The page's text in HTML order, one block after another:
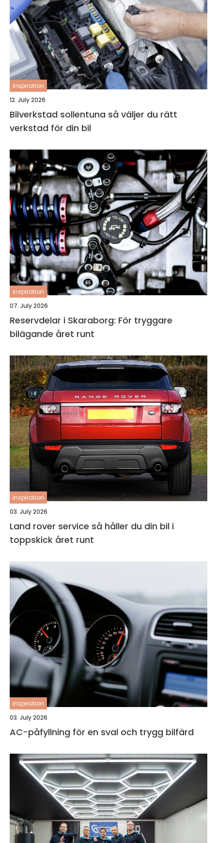
inspiration
12. July 2026
Bilverkstad sollentuna så väljer du rätt
verkstad för din bil
inspiration
07. July 2026
Reservdelar i Skaraborg: För tryggare
bilägande året runt
inspiration
03. July 2026
Land rover service så håller du din bil i
toppskick året runt
inspiration
03. July 2026
AC-påfyllning för en sval och trygg bilfärd